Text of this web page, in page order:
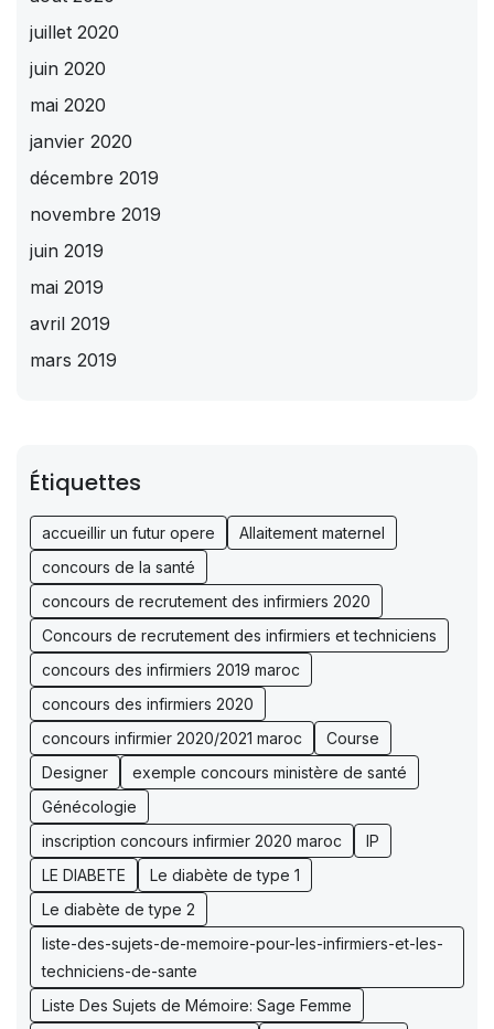
juillet 2020
juin 2020
mai 2020
janvier 2020
décembre 2019
novembre 2019
juin 2019
mai 2019
avril 2019
mars 2019
Étiquettes
accueillir un futur opere
Allaitement maternel
concours de la santé
concours de recrutement des infirmiers 2020
Concours de recrutement des infirmiers et techniciens
concours des infirmiers 2019 maroc
concours des infirmiers 2020
concours infirmier 2020/2021 maroc
Course
Designer
exemple concours ministère de santé
Génécologie
inscription concours infirmier 2020 maroc
IP
LE DIABETE
Le diabète de type 1
Le diabète de type 2
liste-des-sujets-de-memoire-pour-les-infirmiers-et-les-
techniciens-de-sante
Liste Des Sujets de Mémoire: Sage Femme